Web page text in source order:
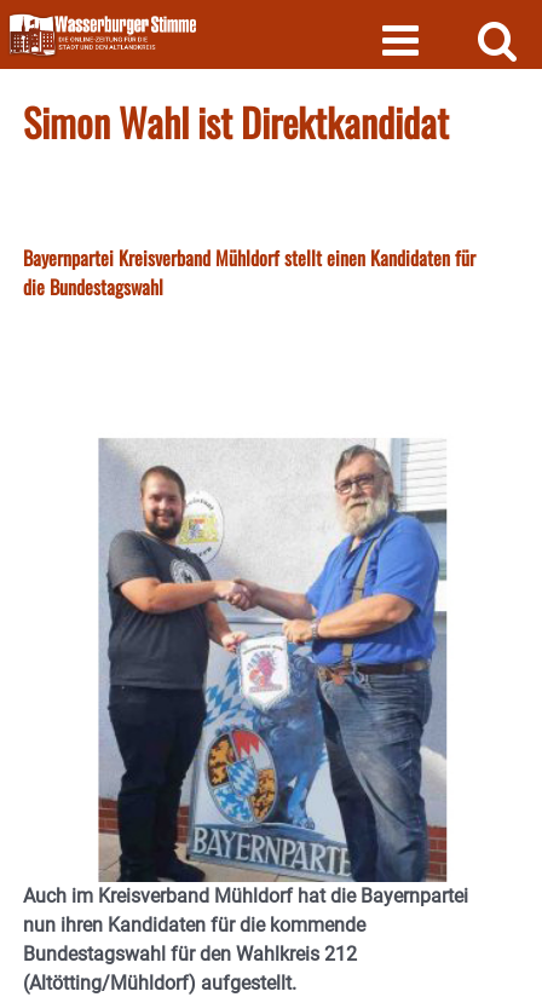
Skip
to
content
Simon Wahl ist Direktkandidat
Bayernpartei Kreisverband Mühldorf stellt einen Kandidaten für
die Bundestagswahl
Auch im Kreisverband Mühldorf hat die Bayernpartei
nun ihren Kandidaten für die kommende
Bundestagswahl für den Wahlkreis 212
(Altötting/Mühldorf) aufgestellt.